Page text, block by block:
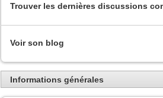
Trouver les dernières discussions
Voir son blog
Informations générales